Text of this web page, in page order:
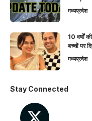
मध्यप्रदेश
10 वर्षों
बच्चों पर
मध्यप्रदेश
Stay Connected